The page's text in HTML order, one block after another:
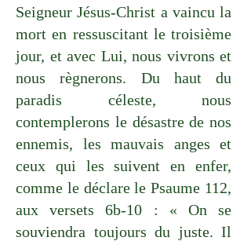
Seigneur Jésus-Christ a vaincu la
mort en ressuscitant le troisième
jour, et avec Lui, nous vivrons et
nous règnerons. Du haut du
paradis céleste, nous
contemplerons le désastre de nos
ennemis, les mauvais anges et
ceux qui les suivent en enfer,
comme le déclare le Psaume 112,
aux versets 6b-10 : « On se
souviendra toujours du juste. Il